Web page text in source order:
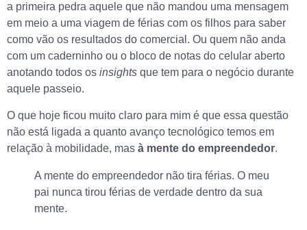
a primeira pedra aquele que não mandou uma mensagem
em meio a uma viagem de férias com os filhos para saber
como vão os resultados do comercial. Ou quem não anda
com um caderninho ou o bloco de notas do celular aberto
anotando todos os insights que tem para o negócio durante
aquele passeio.
O que hoje ficou muito claro para mim é que essa questão
não está ligada a quanto avanço tecnológico temos em
relação à mobilidade, mas à mente do empreendedor.
A mente do empreendedor não tira férias. O meu
pai nunca tirou férias de verdade dentro da sua
mente.